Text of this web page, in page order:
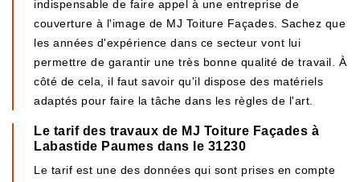
indispensable de faire appel à une entreprise de
couverture à l'image de MJ Toiture Façades. Sachez que
les années d'expérience dans ce secteur vont lui
permettre de garantir une très bonne qualité de travail. À
côté de cela, il faut savoir qu'il dispose des matériels
adaptés pour faire la tâche dans les règles de l'art.
Le tarif des travaux de MJ Toiture Façades à
Labastide Paumes dans le 31230
Le tarif est une des données qui sont prises en compte